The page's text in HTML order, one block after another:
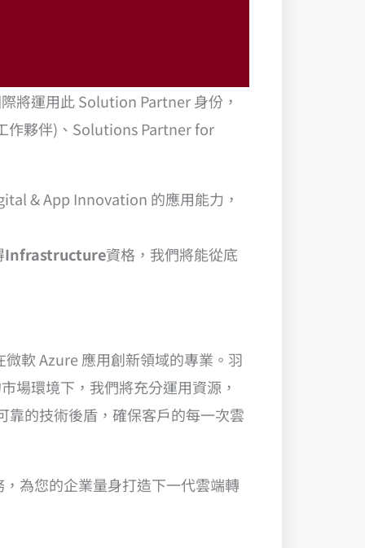
將運用此 Solution Partner 身份，
作夥伴)、Solutions Partner for
& App Innovation 的應用能力，
Infrastructure資格，我們將能從底
軟 Azure 應用創新領域的專業。羽
場環境下，我們將充分運用資源，
靠的技術後盾，確保客戶的每一次雲
為您的企業量身打造下一代雲端轉